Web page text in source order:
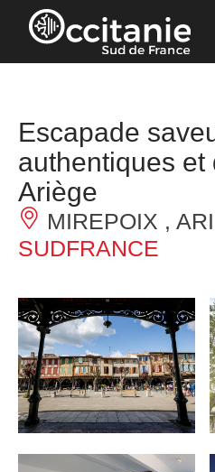
Panneau de gestion des cookies
Escapade
authentiques et
Ariège
MIREPOIX ,
SUDFRANCE